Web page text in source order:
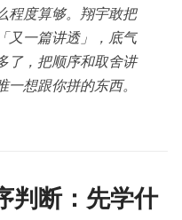
程度算够。翔宇敢把
又一篇讲透」，底气
，把顺序和取舍讲
想跟你拼的东西。
判断：先学什